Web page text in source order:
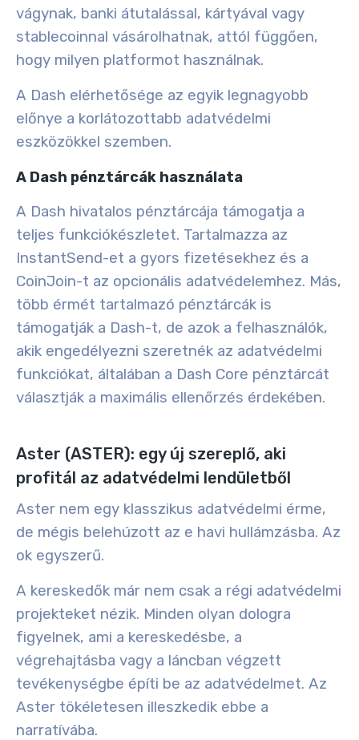
vágynak, banki átutalással, kártyával vagy
stablecoinnal vásárolhatnak, attól függően,
hogy milyen platformot használnak.
A Dash elérhetősége az egyik legnagyobb
előnye a korlátozottabb adatvédelmi
eszközökkel szemben.
A Dash pénztárcák használata
A Dash hivatalos pénztárcája támogatja a
teljes funkciókészletet. Tartalmazza az
InstantSend-et a gyors fizetésekhez és a
CoinJoin-t az opcionális adatvédelemhez. Más,
több érmét tartalmazó pénztárcák is
támogatják a Dash-t, de azok a felhasználók,
akik engedélyezni szeretnék az adatvédelmi
funkciókat, általában a Dash Core pénztárcát
választják a maximális ellenőrzés érdekében.
Aster (ASTER): egy új szereplő, aki
profitál az adatvédelmi lendületből
Aster nem egy klasszikus adatvédelmi érme,
de mégis belehúzott az e havi hullámzásba. Az
ok egyszerű.
A kereskedők már nem csak a régi adatvédelmi
projekteket nézik. Minden olyan dologra
figyelnek, ami a kereskedésbe, a
végrehajtásba vagy a láncban végzett
tevékenységbe építi be az adatvédelmet. Az
Aster tökéletesen illeszkedik ebbe a
narratívába.